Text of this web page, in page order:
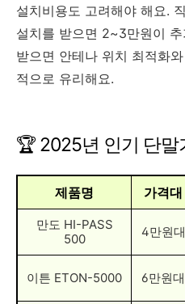
설치비용도 고려해야 해요.
설치를 받으면 2~3만원이
받으면 안테나 위치 최적화
적으로 유리해요.
🏆 2025년 인기 단말
제품명 가격대
만도 HI-PASS
500
4만원대
이튼 ETON-5000 6만원대